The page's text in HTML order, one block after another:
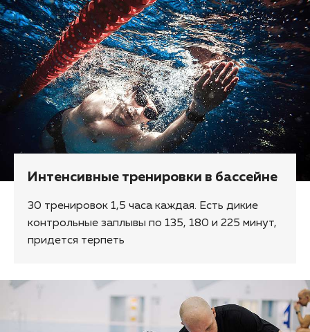
Интенсивные тренировки в бассейне
30 тренировок 1,5 часа каждая. Есть дикие
контрольные заплывы по 135, 180 и 225 минут,
придется терпеть